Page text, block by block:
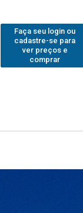
Faça seu login ou
cadastre-se para
ver preços e
comprar